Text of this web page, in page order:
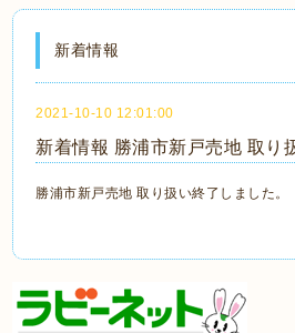
新着情報
2021-10-10 12:01:00
新着情報 勝浦市新戸売地 取り
勝浦市新戸売地 取り扱い終了しました。